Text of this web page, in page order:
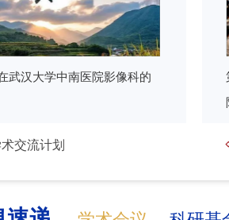
武汉大学中南医院影像科的
交流计划